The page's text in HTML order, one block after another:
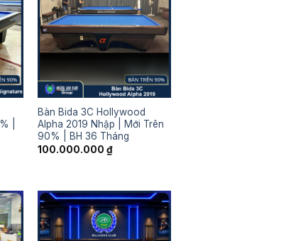
|
Bàn Bida 3C Hollywood
Alpha 2019 Nhập | Mới Trên
90% | BH 36 Tháng
100.000.000 ₫